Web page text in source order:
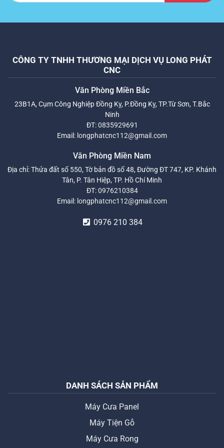
CÔNG TY TNHH THƯƠNG MẠI DỊCH VỤ LONG PHÁT
CNC
Văn Phòng Miền Bắc
23B1A, Cụm Công Nghiệp Đồng Kỵ, P.Đồng Kỵ, TP.Từ Sơn, T.Bắc
Ninh
ĐT:0835929691
Email: longphatcnc112@gmail.com
Văn Phòng Miền Nam
Địa chỉ: Thửa đất số 550, Tờ bản đồ số 48, Đường ĐT 747, KP. Khánh
Tân, P. Tân Hiệp, TP. Hồ Chí Minh
ĐT:0976210384
Email: longphatcnc112@gmail.com
0976 210 384
DANH SÁCH SẢN PHẨM
Máy Cưa Panel
Máy Tiện Gỗ
Máy Cưa Rong